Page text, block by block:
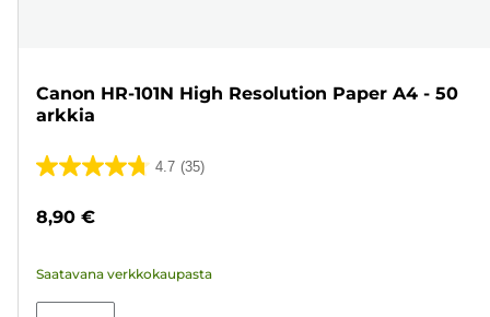
Canon HR-101N High Resolution Paper A4 - 50
arkkia
4.7 (35)
4.7/5
35
8,90 €
Saatavana verkkokaupasta